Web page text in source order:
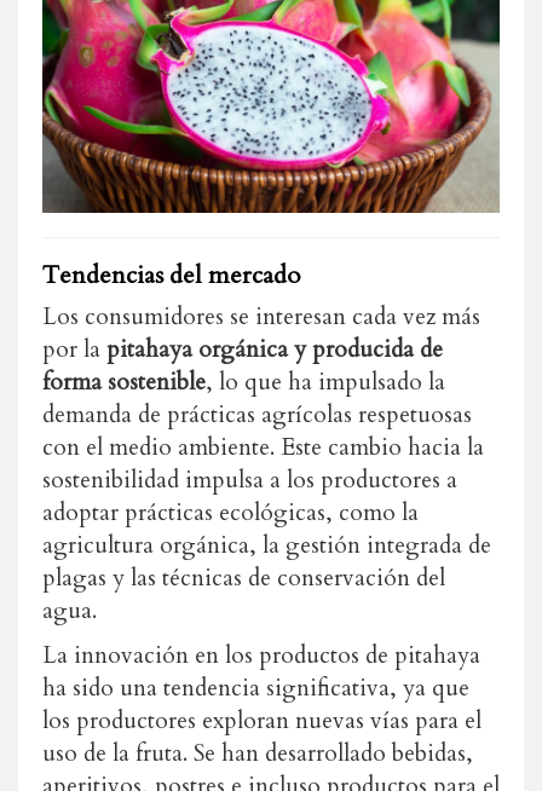
Tendencias del mercado
Los consumidores se interesan cada vez más
por lapitahaya orgánica y producida de
forma sostenible, lo que ha impulsado la
demanda de prácticas agrícolas respetuosas
con el medio ambiente. Este cambio hacia la
sostenibilidad impulsa a los productores a
adoptar prácticas ecológicas, como la
agricultura orgánica, la gestión integrada de
plagas y las técnicas de conservación del
agua.
La innovación en los productos de pitahaya
ha sido una tendencia significativa, ya que
los productores exploran nuevas vías para el
uso de la fruta. Se han desarrollado bebidas,